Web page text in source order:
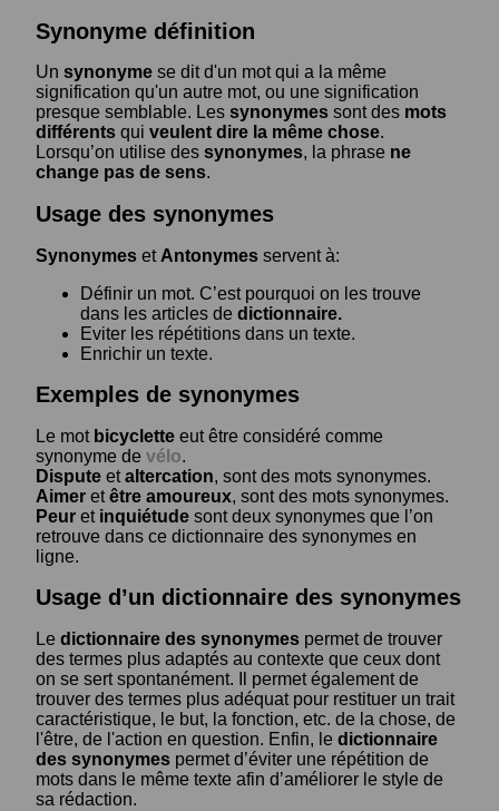
Synonyme définition
Un synonyme se dit d'un mot qui a la même
signification qu'un autre mot, ou une signification
presque semblable. Les synonymes sont des mots
différents qui veulent dire la même chose.
Lorsqu’on utilise des synonymes, la phrase ne
change pas de sens.
Usage des synonymes
Synonymes et Antonymes servent à:
Définir un mot. C’est pourquoi on les trouve
dans les articles de dictionnaire.
Eviter les répétitions dans un texte.
Enrichir un texte.
Exemples de synonymes
Le mot bicyclette eut être considéré comme
synonyme de vélo.
Dispute etaltercation, sont des mots synonymes.
Aimer etêtre amoureux, sont des mots synonymes.
Peur et inquiétude sont deux synonymes que l’on
retrouve dans ce dictionnaire des synonymes en
ligne.
Usage d’un dictionnaire des synonymes
Le dictionnaire des synonymes permet de trouver
des termes plus adaptés au contexte que ceux dont
on se sert spontanément. Il permet également de
trouver des termes plus adéquat pour restituer un trait
caractéristique, le but, la fonction, etc. de la chose, de
l'être, de l'action en question. Enfin, le dictionnaire
des synonymes permet d’éviter une répétition de
mots dans le même texte afin d’améliorer le style de
sa rédaction.